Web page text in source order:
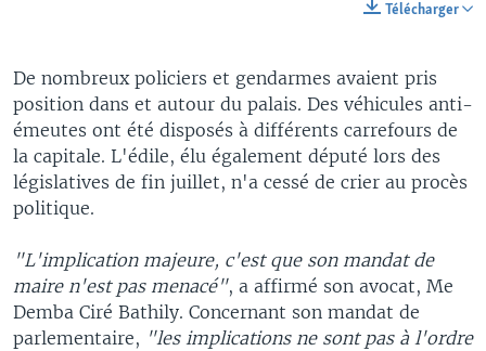
Télécharger
De nombreux policiers et gendarmes avaient pris
position dans et autour du palais. Des véhicules anti-
émeutes ont été disposés à différents carrefours de
la capitale. L'édile, élu également député lors des
législatives de fin juillet, n'a cessé de crier au procès
politique.
"L'implication majeure, c'est que son mandat de
maire n'est pas menacé", a affirmé son avocat, Me
Demba Ciré Bathily. Concernant son mandat de
parlementaire, "les implications ne sont pas à l'ordre